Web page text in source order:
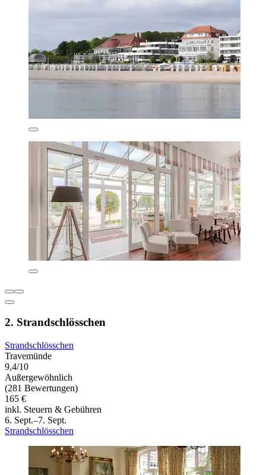
2. Strandschlösschen
Strandschlösschen
Travemünde
9,4/10
Außergewöhnlich
(281 Bewertungen)
165 €
inkl. Steuern & Gebühren
6. Sept.–7. Sept.
Strandschlösschen